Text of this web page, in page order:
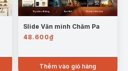
Slide Văn minh Chăm Pa
48.600₫
Thêm vào giỏ hàng